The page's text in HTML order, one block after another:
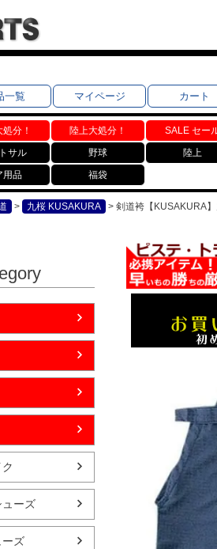
一覧 マイページ カート
分！ 陸上大処分！
SALE セー
サル 野球 陸上
用品 福袋
九桜 KUSAKURA 剣道袴【KUSAKURA
ューズ
ーズ